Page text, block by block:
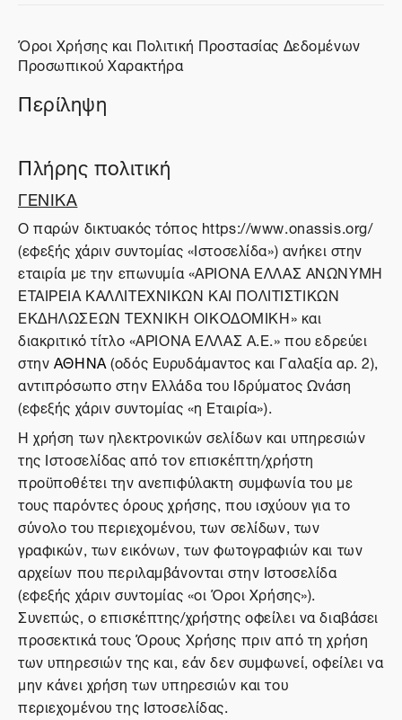
Όροι Χρήσης και Πολιτική Προστασίας Δεδομένων
Προσωπικού Χαρακτήρα
Περίληψη
Πλήρης πολιτική
ΓΕΝΙΚΑ
O παρών δικτυακός τόπος https://www.onassis.org/
(εφεξής χάριν συντομίας «Ιστοσελίδα») ανήκει στην
εταιρία με την επωνυμία «ΑΡΙΟΝΑ ΕΛΛΑΣ ΑΝΩΝΥΜΗ
ΕΤΑΙΡΕΙΑ ΚΑΛΛΙΤΕΧΝΙΚΩΝ ΚΑΙ ΠΟΛΙΤΙΣΤΙΚΩΝ
ΕΚΔΗΛΩΣΕΩΝ ΤΕΧΝΙΚΗ ΟΙΚΟΔΟΜΙΚΗ» και
διακριτικό τίτλο «ΑΡΙΟΝΑ ΕΛΛΑΣ Α.Ε.» που εδρεύει
στηνΑΘΗΝΑ(οδός Ευρυδάμαντος και Γαλαξία αρ. 2),
αντιπρόσωπο στην Ελλάδα του Ιδρύματος Ωνάση
(εφεξής χάριν συντομίας «η Εταιρία»).
Η χρήση των ηλεκτρονικών σελίδων και υπηρεσιών
της Ιστοσελίδας από τον επισκέπτη/χρήστη
προϋποθέτει την ανεπιφύλακτη συμφωνία του με
τους παρόντες όρους χρήσης, που ισχύουν για το
σύνολο του περιεχομένου, των σελίδων, των
γραφικών, των εικόνων, των φωτογραφιών και των
αρχείων που περιλαμβάνονται στην Ιστοσελίδα
(εφεξής χάριν συντομίας «οι Όροι Χρήσης»).
Συνεπώς, ο επισκέπτης/χρήστης οφείλει να διαβάσει
προσεκτικά τους Όρους Χρήσης πριν από τη χρήση
των υπηρεσιών της και, εάν δεν συμφωνεί, οφείλει να
μην κάνει χρήση των υπηρεσιών και του
περιεχομένου της Ιστοσελίδας.